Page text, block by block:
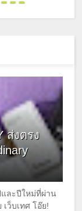
ส่งตรง
ละปีใหม่ที่ผ่าน
ว็บเทศ โอ๊ย!